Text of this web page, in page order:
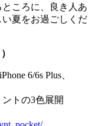
ころに、良き人あ
夏をお過ごしくだ
6/6s Plus、
トの3色展開